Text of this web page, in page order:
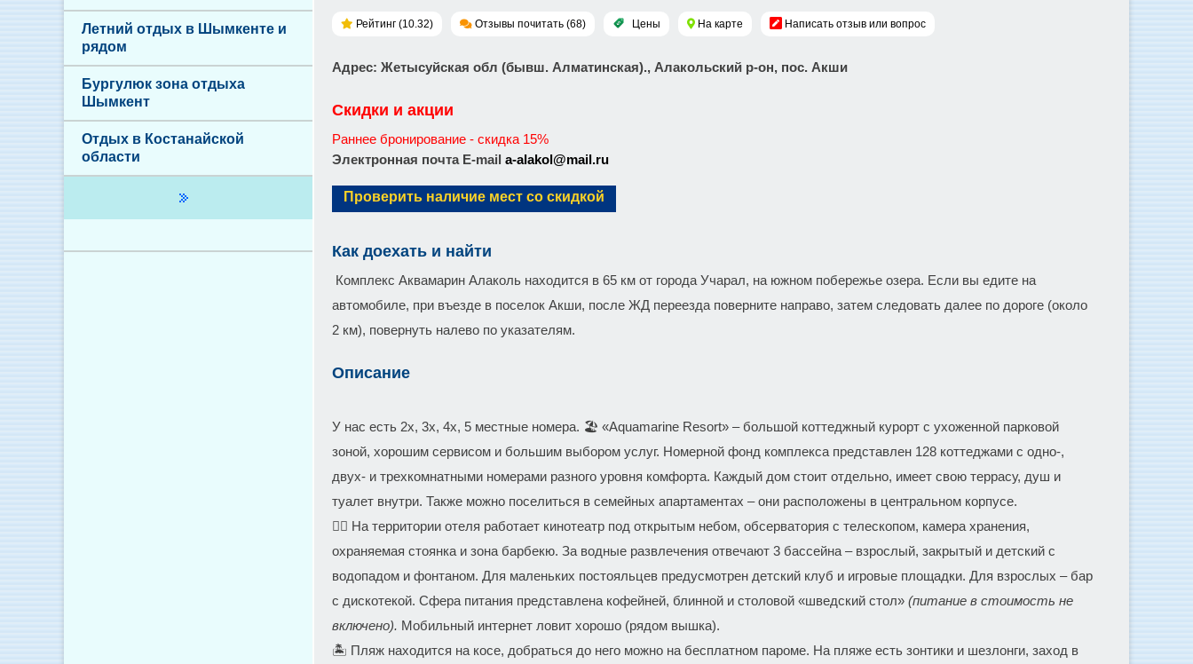
Рейтинг (10.32) Отзывы почитать (68) Цены На карте Написать отзыв или вопрос
Адрес: Жетысуйская обл (бывш. Алматинская)., Алакольский р-он, пос. Акши
Скидки и акции
Раннее бронирование - скидка 15%
Электронная почта E-mail a-alakol@mail.ru
Проверить наличие мест со скидкой
Как доехать и найти
Комплекс Аквамарин Алаколь находится в 65 км от города Учарал, на южном побережье озера. Если вы едите на
автомобиле, при въезде в поселок Акши, после ЖД переезда поверните направо, затем следовать далее по дороге (около
2 км), повернуть налево по указателям.
Описание
У нас есть 2х, 3х, 4х, 5 местные номера. 🏖️ «Aquamarine Resort» – большой коттеджный курорт с ухоженной парковой
зоной, хорошим сервисом и большим выбором услуг. Номерной фонд комплекса представлен 128 коттеджами с одно-,
двух- и трехкомнатными номерами разного уровня комфорта. Каждый дом стоит отдельно, имеет свою террасу, душ и
туалет внутри. Также можно поселиться в семейных апартаментах – они расположены в центральном корпусе.
🏊‍♀ На территории отеля работает кинотеатр под открытым небом, обсерватория с телескопом, камера хранения,
охраняемая стоянка и зона барбекю. За водные развлечения отвечают 3 бассейна – взрослый, закрытый и детский с
водопадом и фонтаном. Для маленьких постояльцев предусмотрен детский клуб и игровые площадки. Для взрослых – бар
с дискотекой. Сфера питания представлена кофейней, блинной и столовой «шведский стол» (питание в стоимость не
включено). Мобильный интернет ловит хорошо (рядом вышка).
🏝️ Пляж находится на косе, добраться до него можно на бесплатном пароме. На пляже есть зонтики и шезлонги, заход в
Летний отдых в Шымкенте и
рядом
Бургулюк зона отдыха
Шымкент
Отдых в Костанайской
области